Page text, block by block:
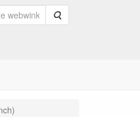
Zoeken